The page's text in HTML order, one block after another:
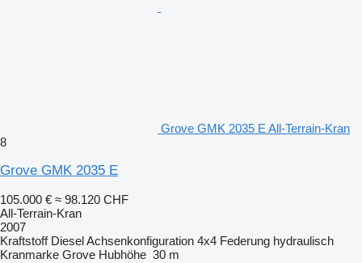
Grove GMK 2035 E All-Terrain-Kran
8
Grove GMK 2035 E
105.000 € ≈ 98.120 CHF
All-Terrain-Kran
2007
Kraftstoff DieselAchsenkonfiguration 4x4 Federung hydraulisch
Kranmarke Grove Hubhöhe 30 m